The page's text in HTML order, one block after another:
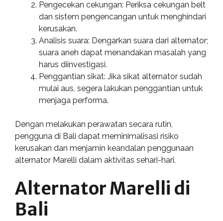
Pengecekan cekungan: Periksa cekungan belt
dan sistem pengencangan untuk menghindari
kerusakan.
Analisis suara: Dengarkan suara dari alternator;
suara aneh dapat menandakan masalah yang
harus diinvestigasi.
Penggantian sikat: Jika sikat alternator sudah
mulai aus, segera lakukan penggantian untuk
menjaga performa.
Dengan melakukan perawatan secara rutin,
pengguna di Bali dapat meminimalisasi risiko
kerusakan dan menjamin keandalan penggunaan
alternator Marelli dalam aktivitas sehari-hari.
Alternator Marelli di
Bali